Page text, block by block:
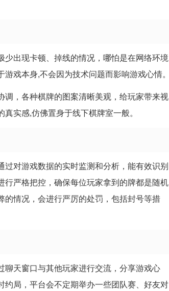
出现卡顿、掉线的情况，哪怕是在网络环境
戏本身,不会因为技术问题而影响游戏心情。
，各种棋牌的图案清晰美观，给玩家带来视
实感,仿佛置身于线下棋牌室一般。
对游戏数据的实时监测和分析，能有效识别
严格把控，确保每位玩家拿到的牌都是随机
的情况，会进行严厉的处罚，包括封号等措
聊天窗口与其他玩家进行交流，分享游戏心
局，平台会不定期举办一些团队赛、好友对